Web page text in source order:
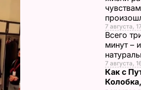
7 августа,
Всего
минут –
7 августа,
Как с